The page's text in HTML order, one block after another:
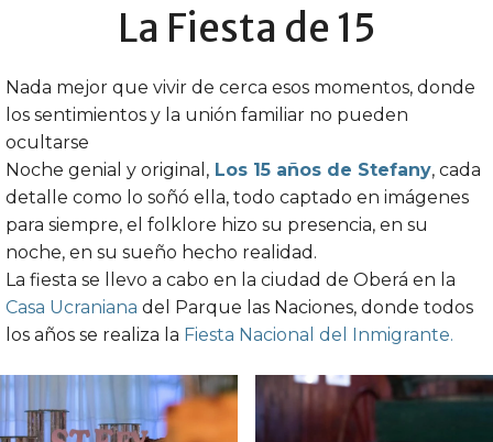
La Fiesta de 15
Nada mejor que vivir de cerca esos momentos, donde
los sentimientos y la unión familiar no pueden
ocultarse
Noche genial y original, Los 15 años de Stefany, cada
detalle como lo soñó ella, todo captado en imágenes
para siempre, el folklore hizo su presencia, en su
noche, en su sueño hecho realidad.
La fiesta se llevo a cabo en la ciudad de Oberá en la
Casa Ucraniana del Parque las Naciones, donde todos
los años se realiza la Fiesta Nacional del Inmigrante.